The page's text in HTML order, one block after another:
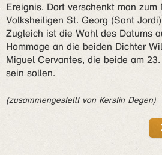
Ereignis. Dort verschenkt man zum
Volksheiligen St. Georg (Sant
Zugleich ist die Wahl des Datums
Hommage an die beiden Dichter
Miguel Cervantes, die beide am
sein sollen.
(zusammengestellt von Kerstin Degen)